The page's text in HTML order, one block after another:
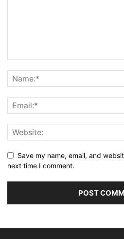
Save my name, email, and
next time I comment.